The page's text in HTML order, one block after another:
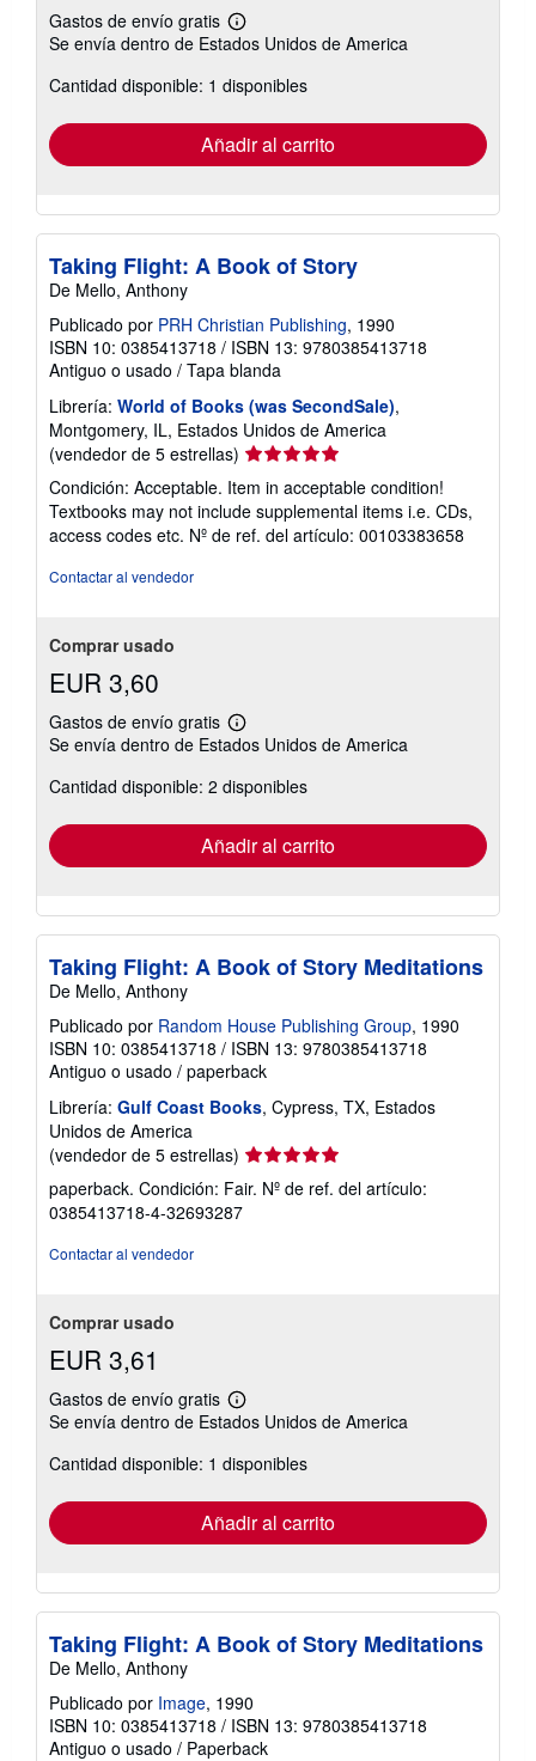
Gastos de envío gratis
Más
información
las
tarifas
envío
Se envía dentro de Estados Unidos de America
Cantidad disponible: 1 disponibles
Añadir al carrito
Taking Flight: A Book of Story
De Mello, Anthony
Publicado por PRH Christian Publishing, 1990
ISBN 10: 0385413718 / ISBN 13: 9780385413718
Antiguo o usado / Tapa blanda
Librería: World of Books (was SecondSale),
Montgomery, IL, Estados Unidos de America
(vendedor de 5 estrellas) Calificación
vendedor:
5
de
Condición: Acceptable. Item in acceptable condition!
Textbooks may not include supplemental items i.e. CDs,
access codes etc. Nº de ref. del artículo: 00103383658
Contactar al vendedor
Comprar usado
EUR 3,60
Gastos de envío gratis
Más
información
las
tarifas
envío
Se envía dentro de Estados Unidos de America
Cantidad disponible: 2 disponibles
Añadir al carrito
Taking Flight: A Book of Story Meditations
De Mello, Anthony
Publicado por Random House Publishing Group, 1990
ISBN 10: 0385413718 / ISBN 13: 9780385413718
Antiguo o usado / paperback
Librería: Gulf Coast Books, Cypress, TX, Estados
Unidos de America
(vendedor de 5 estrellas) Calificación
del
vendedor:
paperback. Condición: Fair. Nº de ref. del artículo:
0385413718-4-32693287
Contactar al vendedor
Comprar usado
EUR 3,61
Gastos de envío gratis
Más
información
las
tarifas
envío
Se envía dentro de Estados Unidos de America
Cantidad disponible: 1 disponibles
Añadir al carrito
Taking Flight: A Book of Story Meditations
De Mello, Anthony
Publicado por Image, 1990
ISBN 10: 0385413718 / ISBN 13: 9780385413718
Antiguo o usado / Paperback